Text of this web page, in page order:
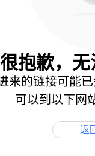
很抱歉，
来的链接可能
可以到以下网
返